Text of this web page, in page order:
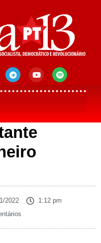
2022
1:12 pm